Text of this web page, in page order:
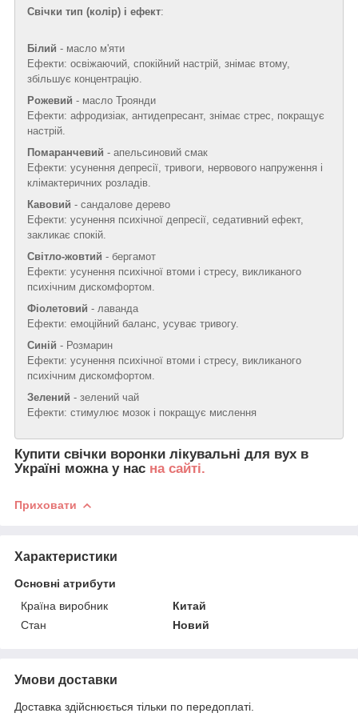
Свічки тип (колір) і ефект:
Білий - масло м'яти
Ефекти: освіжаючий, спокійний настрій, знімає втому,
збільшує концентрацію.
Рожевий - масло Троянди
Ефекти: афродизіак, антидепресант, знімає стрес, покращує
настрій.
Помаранчевий - апельсиновий смак
Ефекти: усунення депресії, тривоги, нервового напруження і
клімактеричних розладів.
Кавовий - сандалове дерево
Ефекти: усунення психічної депресії, седативний ефект,
закликає спокій.
Світло-жовтий - бергамот
Ефекти: усунення психічної втоми і стресу, викликаного
психічним дискомфортом.
Фіолетовий - лаванда
Ефекти: емоційний баланс, усуває тривогу.
Синій - Розмарин
Ефекти: усунення психічної втоми і стресу, викликаного
психічним дискомфортом.
Зелений - зелений чай
Ефекти: стимулює мозок і покращує мислення
Купити свічки воронки лікувальні для вух в
Україні можна у нас на сайті.
Приховати
Характеристики
Основні атрибути
Країна виробник
Китай
Стан
Новий
Умови доставки
Доставка здійснюється тільки по передоплаті.